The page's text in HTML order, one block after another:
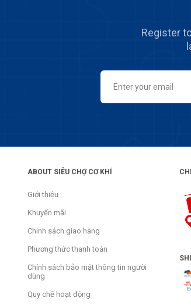
Register
ABOUT SIÊU CHỢ CƠ KHÍ
Giới thiệu
Khuyến mãi
Chính sách giao hàng
Phương thức thanh toán
Chính sách bảo mật thông tin người
dùng
Quy chế hoạt động